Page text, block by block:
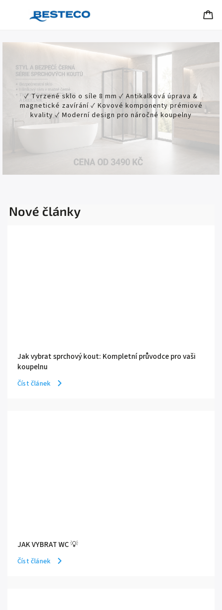
✓ Tvrzené sklo o síle 8 mm ✓ Antikalková úprava &
magnetické zavírání ✓ Kovové komponenty prémiové
kvality ✓ Moderní design pro náročné koupelny
Nové články
Jak vybrat sprchový kout: Kompletní průvodce pro vaši
koupelnu
Číst článek
JAK VYBRAT WC 💡
Číst článek